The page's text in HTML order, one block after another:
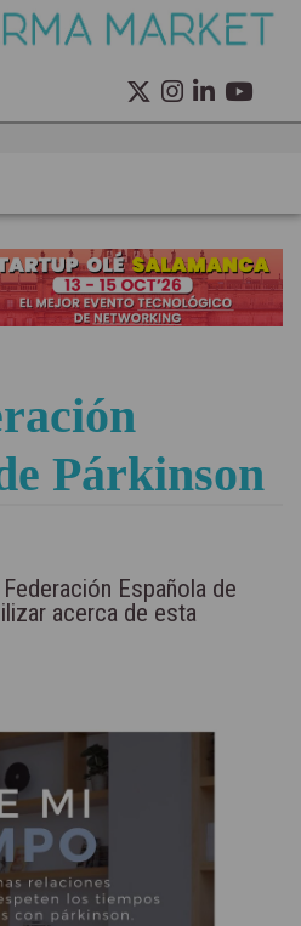
Párkinson
Española de
acerca de esta